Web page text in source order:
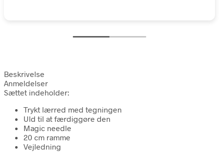
Beskrivelse
Anmeldelser
Sættet indeholder:
Trykt lærred med tegningen
Uld til at færdiggøre den
Magic needle
20 cm ramme
Vejledning